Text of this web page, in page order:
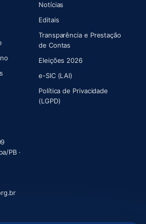
Notícias
Editais
Transparência e Prestação
de Contas
Eleições 2026
e-SIC (LAI)
Política de Privacidade
(LGPD)
PB ·